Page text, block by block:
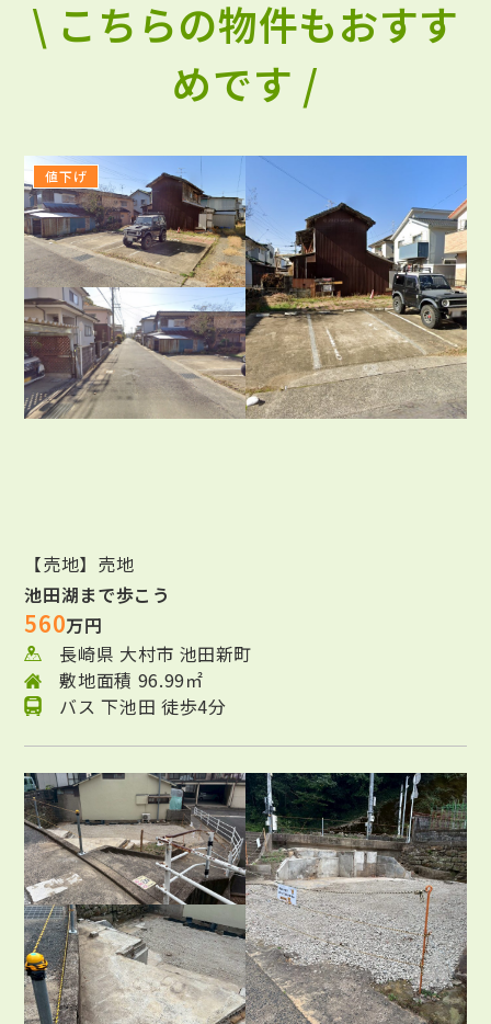
\ こちらの物件もおすす
めです /
値下げ
【売地】売地
池田湖まで歩こう
560万円
長崎県 大村市 池田新町
敷地面積 96.99㎡
バス 下池田 徒歩4分